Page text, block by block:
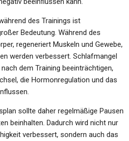
des Trainings ist
Bedeutung. Während des
regeneriert Muskeln und Gewebe,
werden verbessert. Schlafmangel
dem Training beeinträchtigen,
die Hormonregulation und das
sollte daher regelmäßige Pausen
beinhalten. Dadurch wird nicht nur
verbessert, sondern auch das